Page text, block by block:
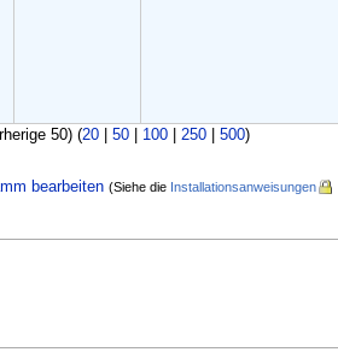
50) (20| 50| 100| 250| 500)
bearbeiten (Siehe die Installationsanweisungen